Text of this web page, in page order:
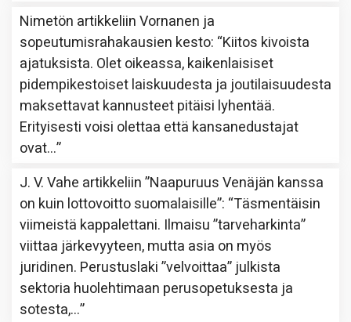
Nimetön artikkeliinVornanen ja
sopeutumisrahakausien kesto: “Kiitos kivoista
ajatuksista. Olet oikeassa, kaikenlaisiset
pidempikestoiset laiskuudesta ja joutilaisuudesta
maksettavat kannusteet pitäisi lyhentää.
Erityisesti voisi olettaa että kansanedustajat
ovat…”
J. V. Vahe artikkeliin”Naapuruus Venäjän kanssa
on kuin lottovoitto suomalaisille”: “Täsmentäisin
viimeistä kappalettani. Ilmaisu ”tarveharkinta”
viittaa järkevyyteen, mutta asia on myös
juridinen. Perustuslaki ”velvoittaa” julkista
sektoria huolehtimaan perusopetuksesta ja
sotesta,…”